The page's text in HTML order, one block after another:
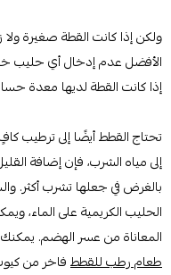
ولكن إذا كانت القطة صغيرة
الأفضل عدم إدخال أي حليب
إذا كانت القطة لديها معدة
تحتاج القطط أيضًا إلى ترطيب
إلى مياه الشرب، فإن إضافة
بالغرض في جعلها تشرب أكثر.
الحليب الكريمية على الماء،
المعاناة من عسر الهضم.
طعام رطب للقططفاخر من